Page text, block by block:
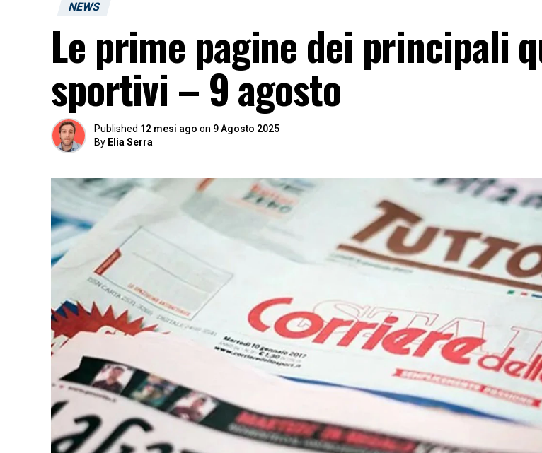
NEWS
Le prime pagine dei principali
sportivi – 9 agosto
Published 12 mesi ago on 9 Agosto 2025
By Elia Serra